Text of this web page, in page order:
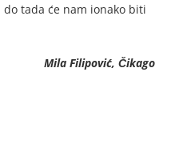
tada će nam ionako biti
Mila Filipović, Čikago